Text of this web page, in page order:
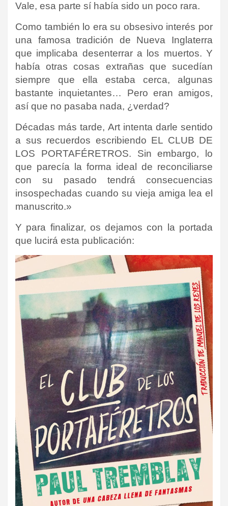
Vale, esa parte sí había sido un poco rara.
Como también lo era su obsesivo interés por
una famosa tradición de Nueva Inglaterra
que implicaba desenterrar a los muertos. Y
había otras cosas extrañas que sucedían
siempre que ella estaba cerca, algunas
bastante inquietantes… Pero eran amigos,
así que no pasaba nada, ¿verdad?
Décadas más tarde, Art intenta darle sentido
a sus recuerdos escribiendo EL CLUB DE
LOS PORTAFÉRETROS. Sin embargo, lo
que parecía la forma ideal de reconciliarse
con su pasado tendrá consecuencias
insospechadas cuando su vieja amiga lea el
manuscrito.»
Y para finalizar, os dejamos con la portada
que lucirá esta publicación: